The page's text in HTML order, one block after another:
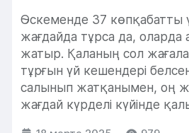
Өскеменде 37 көпқабатты
жағдайда тұрса да,
жатыр. Қаланың сол
тұрғын үй кешендері
салынып жатқанымен, оң
жағдай күрделі күйінде